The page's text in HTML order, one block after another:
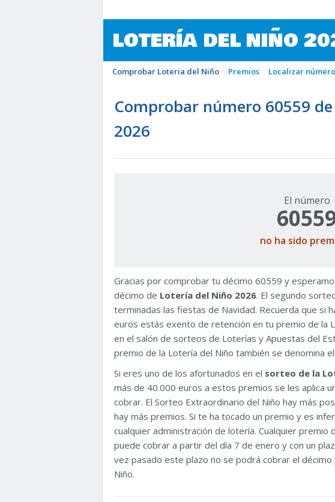
LOTERÍA DEL NIÑO
Comprobar Loteria del Niño Premios Localizar
Comprobar número 60559
2026
El número
no ha sido
Gracias por comprobar tu décimo 60559 y
décimo de Lotería del Niño 2026. El segundo
terminadas las fiestas de Navidad. Recuerda que si
euros estás exento de retención en tu premio de la
en el salón de sorteos de Loterías y Apuestas del
premio de la Lotería del Niño también se denomina
Si eres uno de los afortunados en el sorteo de la
más de 40.000 euros a estos premios se les aplica
cobrar. El Sorteo Extraordinario del Niño hay más
hay más premios. Si te ha tocado un premio y es
cualquier administración de lotería. Cualquier
puede cobrar a partir del día 7 de enero y con un
vez pasado este plazo no se podrá cobrar el
Niño.